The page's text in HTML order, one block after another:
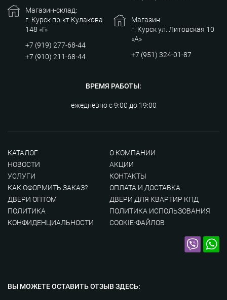
Магазин-склад:
г. Курск пр-кт Кулакова
148 «Г»
+7 (919) 277-68-44
+7 (910) 211-68-44
Магазин:
г. Курск ул. Литовская 10
«А»
+7 (951) 324-01-87
ВРЕМЯ РАБОТЫ:
ежедневно с 9:00 до 19:00
КАТАЛОГ
О КОМПАНИИ
НОВОСТИ
АКЦИИ
УСЛУГИ
КОНТАКТЫ
КАК ОФОРМИТЬ ЗАКАЗ?
ОПЛАТА И ДОСТАВКА
ДВЕРИ ОПТОМ
ДВЕРИ ДЛЯ КВАРТИР КПД
ПОЛИТИКА
КОНФИДЕНЦИАЛЬНОСТИ
ПОЛИТИКА ИСПОЛЬЗОВАНИЯ
COOKIE-ФАЙЛОВ
ВЫ МОЖЕТЕ ОСТАВИТЬОТЗЫВ ЗДЕСЬ: